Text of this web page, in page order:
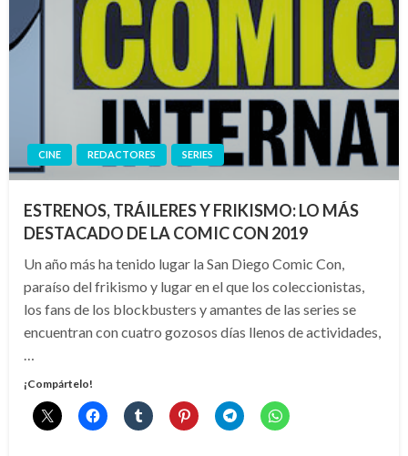
CINE REDACTORES SERIES
ESTRENOS, TRÁILERES Y FRIKISMO: LO MÁS
DESTACADO DE LA COMIC CON 2019
Un año más ha tenido lugar la San Diego Comic Con,
paraíso del frikismo y lugar en el que los coleccionistas,
los fans de los blockbusters y amantes de las series se
encuentran con cuatro gozosos días llenos de actividades,
…
¡Compártelo!